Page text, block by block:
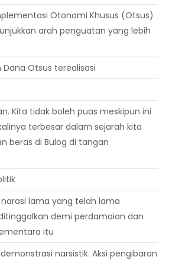
Otonomi Khusus (Otsus)
arah penguatan yang lebih
Otsus terealisasi
Kita tidak boleh puas meskipun ini
terbesar dalam sejarah kita
beras di Bulog di tangan
lama yang telah lama
demi perdamaian dan
itu
narsistik. Aksi pengibaran